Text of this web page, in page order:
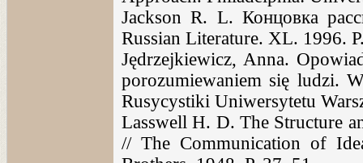
Jackson R. L. Концовка
Russian Literature. XL. 1996.
Jędrzejkiewicz, Anna.
porozumiewaniem się ludzi.
Rusycystiki Uniwersytetu
Lasswell H. D. The Structure
// The Communication of